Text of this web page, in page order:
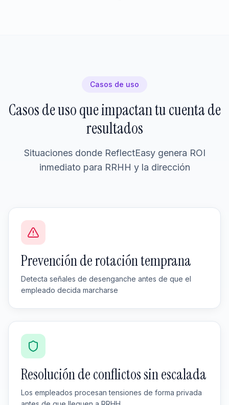
Casos de uso
Casos de uso que impactan tu cuenta de
resultados
Situaciones donde ReflectEasy genera ROI
inmediato para RRHH y la dirección
Prevención de rotación temprana
Detecta señales de desenganche antes de que el
empleado decida marcharse
Resolución de conflictos sin escalada
Los empleados procesan tensiones de forma privada